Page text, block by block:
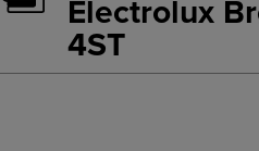
Electrolux
4ST